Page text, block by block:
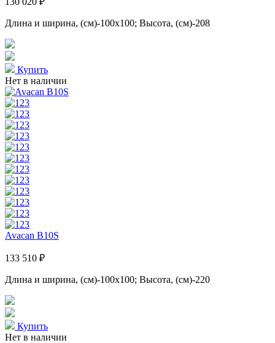
Длина и ширина, (см)-100x100; Высота, (см)-208
Купить
Нет в наличии
Avacan B10S
133 510 ₽
Длина и ширина, (см)-100x100; Высота, (см)-220
Купить
Нет в наличии